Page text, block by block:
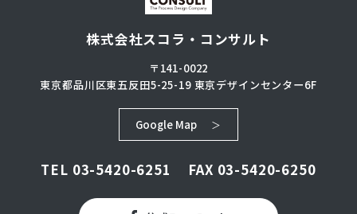
株式会社スコラ・コンサルト
〒141-0022
東京都品川区東五反田5-25-19東京デザインセンター6F
Google Map
TEL 03-5420-6251 FAX 03-5420-6250